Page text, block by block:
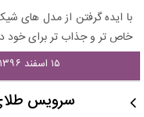
با ایده گرفتن از مدل های
خاص تر و جذاب تر برای خود
۱۵ اسفند ۱۳۹۶ - ۱۰:۰۳
سرویس